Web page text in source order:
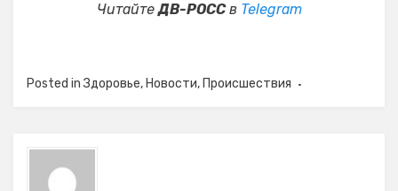
ЧитайтеДВ-РОССв Telegram
Posted inЗдоровье, Новости, Происшествия